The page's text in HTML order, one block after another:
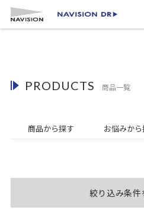
コ
ン
スPRODUCTS 商品一覧
商品から探す お悩みか
絞り込み条件